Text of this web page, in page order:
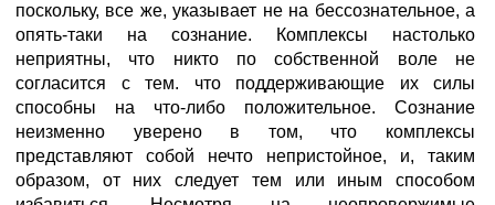
поскольку, все же, указывает не на бессознательное, а
опять-таки на сознание. Комплексы настолько
неприятны, что никто по собственной воле не
согласится с тем. что поддерживающие их силы
способны на что-либо положительное. Сознание
неизменно уверено в том, что комплексы
представляют собой нечто непристойное, и, таким
образом, от них следует тем или иным способом